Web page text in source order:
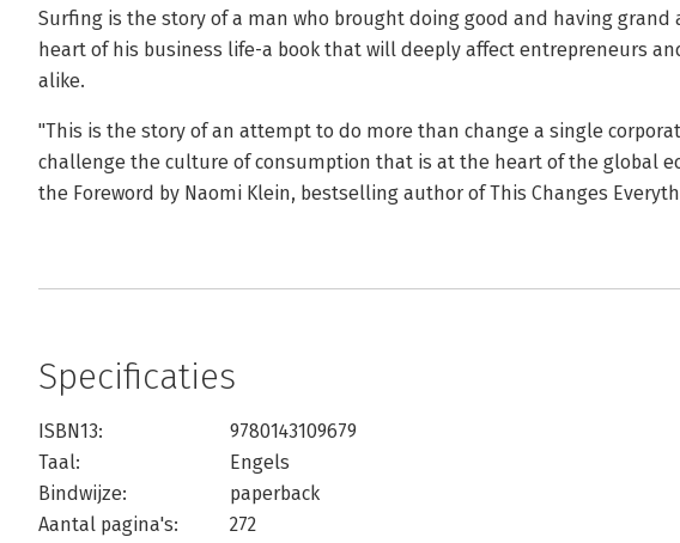
Surfing is the story of a man who brought doing good and having
heart of his business life-a book that will deeply affect entrepreneurs
alike.
"This is the story of an attempt to do more than change a single
challenge the culture of consumption that is at the heart of the global
the Foreword by Naomi Klein, bestselling author of This Changes
Specificaties
ISBN13:
9780143109679
Taal:
Engels
Bindwijze:
paperback
Aantal pagina's:
272